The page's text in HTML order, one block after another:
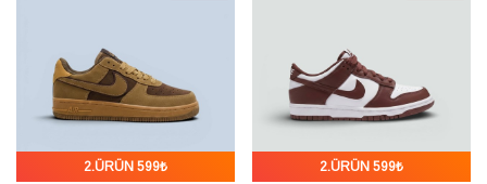
2.ÜRÜN 599₺ 2.ÜRÜN 599₺